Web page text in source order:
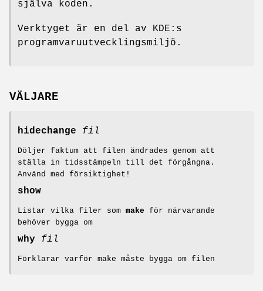
själva koden.
Verktyget är en del av KDE:s
programvaruutvecklingsmiljö.
VÄLJARE
hidechange fil
Döljer faktum att filen ändrades genom att
ställa in tidsstämpeln till det förgångna.
Använd med försiktighet!
show
Listar vilka filer som make för närvarande
behöver bygga om
why fil
Förklarar varför make måste bygga om filen